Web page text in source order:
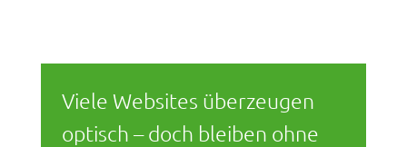
Viele Websites überzeugen
optisch – doch bleiben ohne